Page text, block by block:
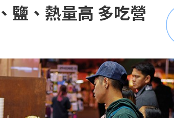
鹽、熱量高 多吃營